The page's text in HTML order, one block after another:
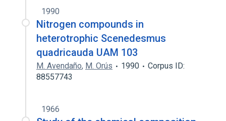
1990
Nitrogen compounds in
heterotrophic Scenedesmus
quadricauda UAM 103
M. Avendaño, M. Orús 1990
Corpus ID:
88557743
1966